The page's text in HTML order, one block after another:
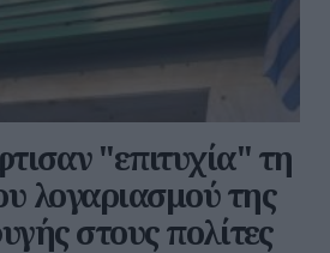
"επιτυχία" τη
λογαριασμού της
στους πολίτες